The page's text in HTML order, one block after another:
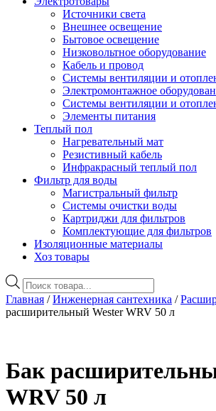
Источники света
Внешнее освещение
Бытовое освещение
Низковольтное оборудование
Кабель и провод
Системы вентиляции и
Электромонтажное
Системы вентиляции и
Элементы питания
Теплый пол
Нагревательный мат
Резистивный кабель
Инфракрасный теплый пол
Фильтр для воды
Магистральный фильтр
Системы очистки воды
Картриджи для фильтров
Комплектующие для фильтров
Изоляционные материалы
Хоз товары
Поиск
товаров
Главная /Инженерная сантехника /
расширительный Wester WRV 50 л
Бак
WRV 50 л